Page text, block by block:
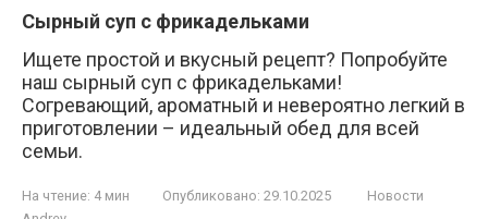
Сырный суп с фрикадельками
Ищете простой и вкусный рецепт? Попробуйте
наш сырный суп с фрикадельками!
Согревающий, ароматный и невероятно легкий в
приготовлении – идеальный обед для всей
семьи.
На чтение: 4 мин Опубликовано: 29.10.2025
Новости